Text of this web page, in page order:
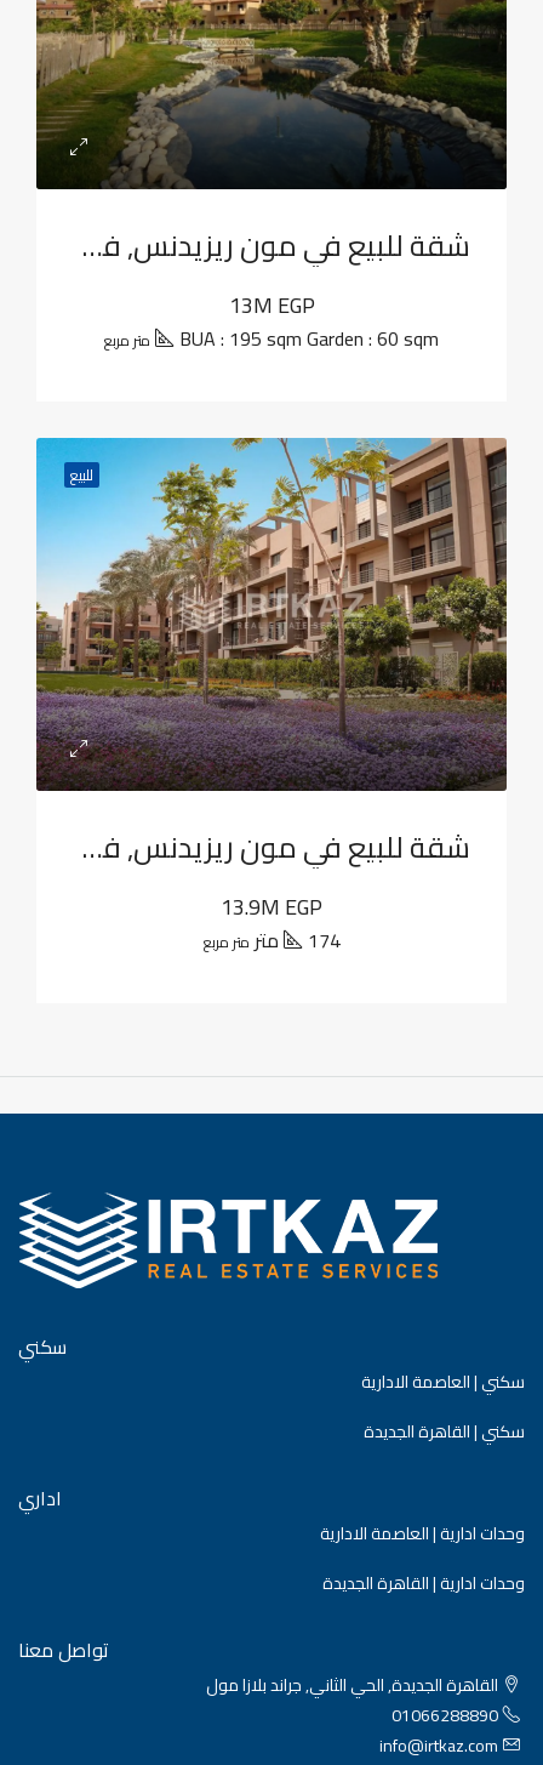
شقة للبيع في مون ريزيدنس, فيفث سكوير
13M EGP
BUA : 195 sqm Garden : 60 sqm متر مربع
للبيع
شقة للبيع في مون ريزيدنس, فيفث سكوير
13.9M EGP
174 متر متر مربع
سكني
سكني | العاصمة الادارية
سكني | القاهرة الجديدة
اداري
وحدات ادارية | العاصمة الادارية
وحدات ادارية | القاهرة الجديدة
تواصل معنا
القاهرة الجديدة, الحي الثاني, جراند بلازا مول
01066288890
info@irtkaz.com